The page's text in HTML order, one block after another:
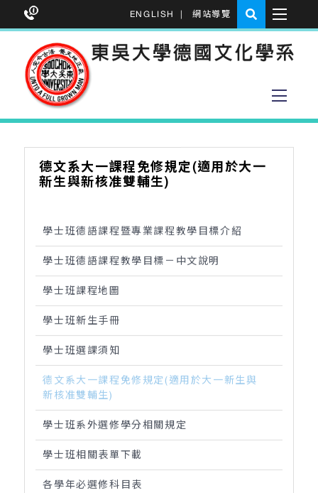
ENGLISH 網站導覽
德文系大一課程免修規定(適用於大一
新生與新核准雙輔生)
學士班德語課程暨專業課程教學目標介紹
學士班德語課程教學目標－中文說明
學士班課程地圖
學士班新生手冊
學士班選課須知
德文系大一課程免修規定(適用於大一新生與
新核准雙輔生)
學士班系外選修學分相關規定
學士班相關表單下載
各學年必選修科目表